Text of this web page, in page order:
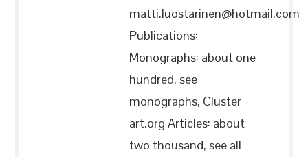
matti.luostarinen@hotmail.com
Publications:
Monographs: about one
hundred, see
monographs, Cluster
art.org Articles: about
two thousand, see all